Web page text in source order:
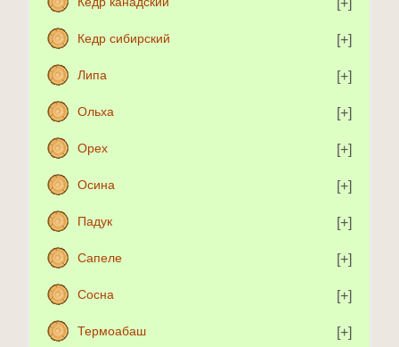
Кедр сибирский
Липа
Ольха
Орех
Осина
Падук
Сапеле
Сосна
Термоабаш